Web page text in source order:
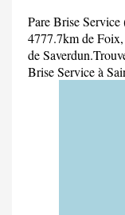
Pare Brise Service
4777.7km de
de
Brise Service à